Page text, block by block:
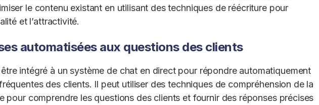
le contenu existant en utilisant des techniques de réécriture pour
et l’attractivité.
automatisées aux questions des clients
intégré à un système de chat en direct pour répondre automatiquement
des clients. Il peut utiliser des techniques de compréhension de la
pour comprendre les questions des clients et fournir des réponses précises